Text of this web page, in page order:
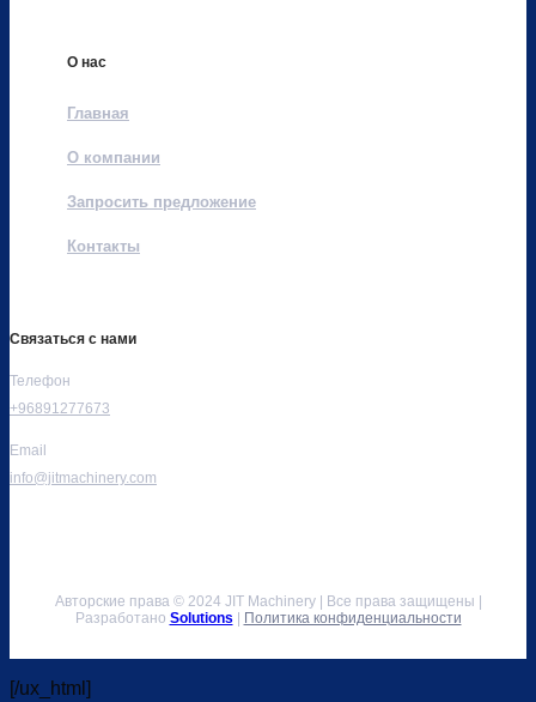
О нас
Главная
О компании
Запросить предложение
Контакты
Связаться с нами
Телефон
+96891277673
Email
info@jitmachinery.com
Авторские права © 2024 JIT Machinery | Все права защищены |
Разработано Solutions Политика конфиденциальности
[/ux_html]